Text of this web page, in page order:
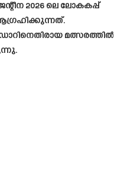
2026 ലെ ലോകകപ്പ്
മത്സരത്തിൽ